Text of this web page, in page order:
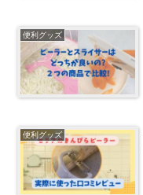
便利グッズ
便利グッズ